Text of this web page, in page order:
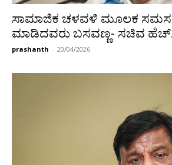
ಸಾಮಾಜಿಕ ಚಳವಳಿ ಮೂಲಕ
ಮಾಡಿದವರು ಬಸವಣ್ಣ- ಸಚಿವ
prashanth - 20/04/2026